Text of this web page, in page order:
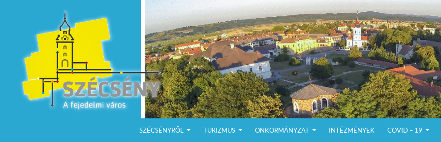
SZÉCSÉNYRŐL
TURIZMUS ÖNKORMÁNYZAT INTÉZMÉNYEK COVID – 19